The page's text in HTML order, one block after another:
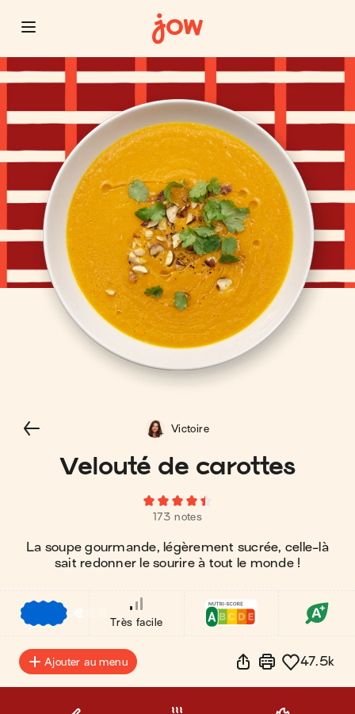
Velouté de carottes
173 notes
La soupe gourmande, légèrement sucrée, celle-là
sait redonner le sourire à tout le monde !
Victoire
€
Très facile
Ajouter au menu 47.5k